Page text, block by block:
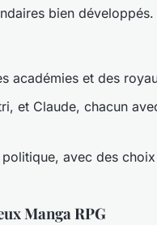
bien développés.
académies et des
et Claude, chacun
avec des
Manga RPG